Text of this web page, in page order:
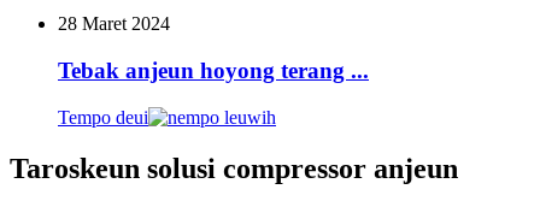
28 Maret 2024
Tebak anjeun hoyong terang ...
Tempo deui
Taroskeun solusi compressor anjeun